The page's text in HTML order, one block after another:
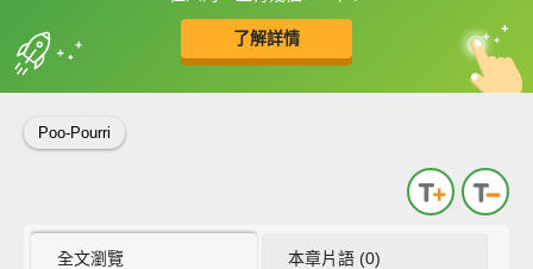
了解詳情
收錄佳句 中
英
Poo-Pourri
全文瀏覽 本章片語 (0)